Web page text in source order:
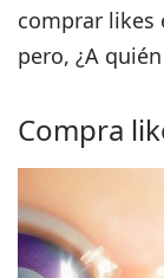
comprar likes
pero, ¿A
Compra